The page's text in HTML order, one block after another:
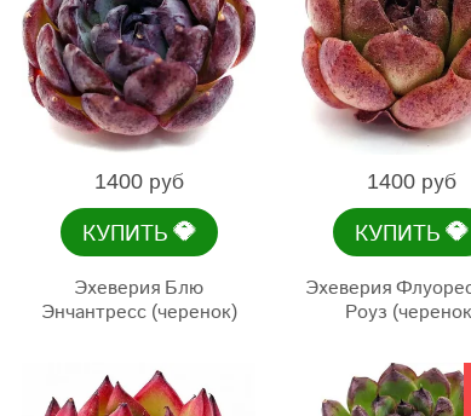
1400 руб
КУПИТЬ💎
Эхеверия Блю
Энчантресс (черенок)
1400 руб
КУПИТЬ💎
Эхеверия
Роуз